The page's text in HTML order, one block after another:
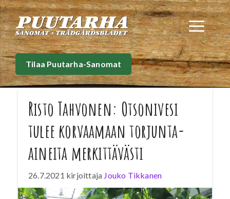
Siirry
sisältöön
Tilaa Puutarha-Sanomat
Risto Tahvonen: Otsonivesi
tulee korvaamaan torjunta-
aineita merkittävästi
26.7.2021 kirjoittaja Jouko Tikkanen
Suomessa on ensimmäisenä maailmassa